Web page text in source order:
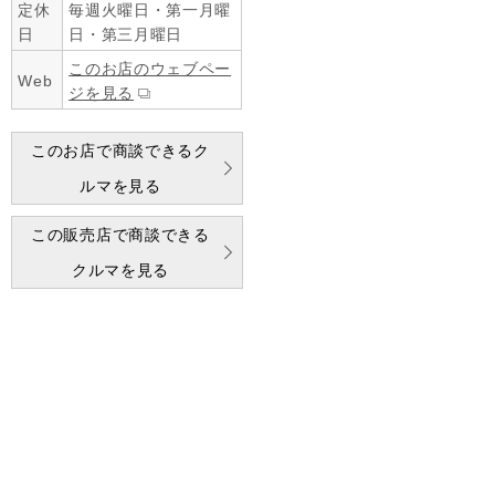
定休
日
毎週火曜日・第一月曜
日・第三月曜日
Web
このお店のウェブペー
ジを見る
このお店で商談できるク
ルマを見る
この販売店で商談できる
クルマを見る